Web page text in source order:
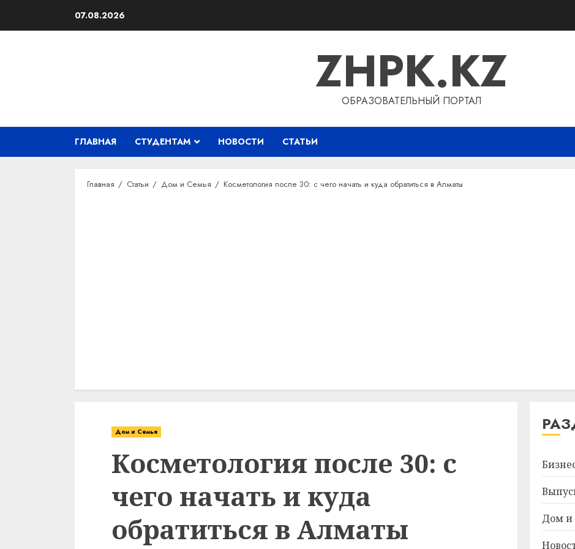
07.08.2026
ZHPK.KZ
ОБРАЗОВАТЕЛЬНЫЙ ПОРТАЛ
ГЛАВНАЯ СТУДЕНТАМ НОВОСТИ СТАТЬИ
Главная Статьи Дом и Семья Косметология после 30: с чего начать и куда обратиться в Алматы
Дом и Семья
Косметология после 30: с
чего начать и куда
обратиться в Алматы
Дом и